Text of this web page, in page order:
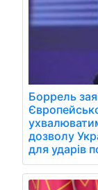
Боррель
дозволу
для ударів